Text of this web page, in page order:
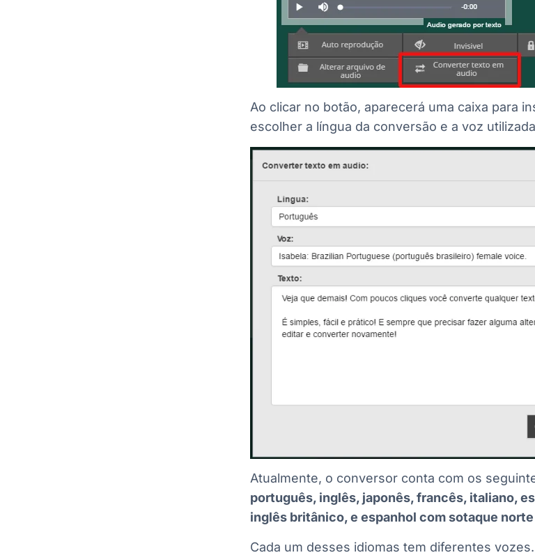
Ao clicar no botão, aparecerá uma caixa para
escolher a língua da conversão e a voz utilizada
Atualmente, o conversor conta com os
português, inglês, japonês, francês, italiano,
inglês britânico, e espanhol com sotaque
Cada um desses idiomas tem diferentes